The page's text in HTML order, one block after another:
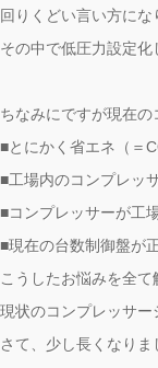
回りくどい言い方に
その中で低圧力設定
ちなみにですが現在
■とにかく省エネ（＝
■工場内のコンプレッ
■コンプレッサーが工
■現在の台数制御盤が
こうしたお悩みを全て
現状のコンプレッサ
さて、少し長くなりま